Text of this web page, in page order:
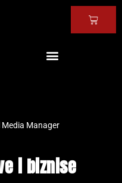
Media Manager
i biznise